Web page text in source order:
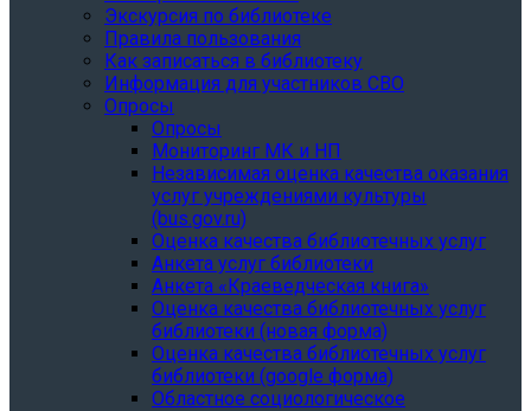
Экскурсия по библиотеке
Правила пользования
Как записаться в библиотеку
Информация для участников СВО
Опросы
Опросы
Мониторинг МК и НП
Независимая оценка качества оказания
услуг учреждениями культуры
(bus.gov.ru)
Оценка качества библиотечных услуг
Анкета услуг библиотеки
Анкета «Краеведческая книга»
Oценка качества библиотечных услуг
библиотеки (новая форма)
Oценка качества библиотечных услуг
библиотеки (google форма)
Областное социологическое